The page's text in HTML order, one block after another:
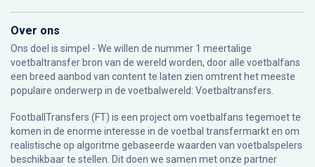
Over ons
Ons doel is simpel - We willen de nummer 1 meertalige
voetbaltransfer bron van de wereld worden, door alle voetbalfans
een breed aanbod van content te laten zien omtrent het meeste
populaire onderwerp in de voetbalwereld: Voetbaltransfers.
FootballTransfers (FT) is een project om voetbalfans tegemoet te
komen in de enorme interesse in de voetbal transfermarkt en om
realistische op algoritme gebaseerde waarden van voetbalspelers
beschikbaar te stellen. Dit doen we samen met onze partner